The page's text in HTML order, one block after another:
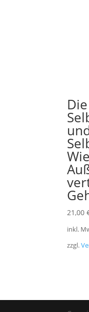
21,00
inkl.
zzgl.